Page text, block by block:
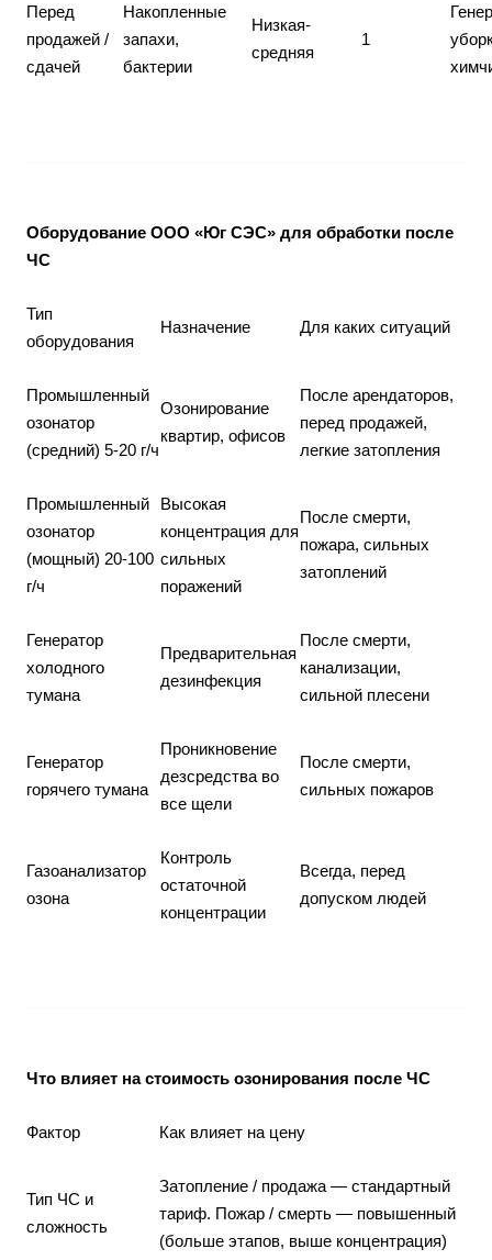
Перед
продажей /
сдачей
Накопленные
запахи,
бактерии
Низкая-
средняя
1
Оборудование ООО «Юг СЭС» для обработки после
ЧС
Тип
оборудования
Назначение Для каких ситуаций
Промышленный
озонатор
(средний) 5-20 г/ч
Озонирование
квартир, офисов
После арендаторов,
перед продажей,
легкие затопления
Промышленный
озонатор
(мощный) 20-100
г/ч
Высокая
концентрация для
сильных
поражений
После смерти,
пожара, сильных
затоплений
Генератор
холодного
тумана
Предварительная
дезинфекция
После смерти,
канализации,
сильной плесени
Генератор
горячего тумана
Проникновение
дезсредства во
все щели
После смерти,
сильных пожаров
Газоанализатор
озона
Контроль
остаточной
концентрации
Всегда, перед
допуском людей
Что влияет на стоимость озонирования после ЧС
Фактор Как влияет на цену
Тип ЧС и
сложность
Затопление / продажа — стандартный
тариф. Пожар / смерть — повышенный
(больше этапов, выше концентрация)